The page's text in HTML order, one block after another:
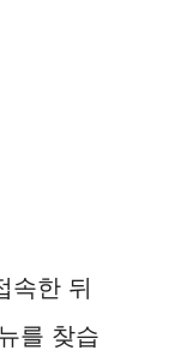
속한 뒤
를 찾습